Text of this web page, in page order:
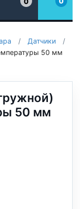
/ Датчики
/
50 мм
50 мм